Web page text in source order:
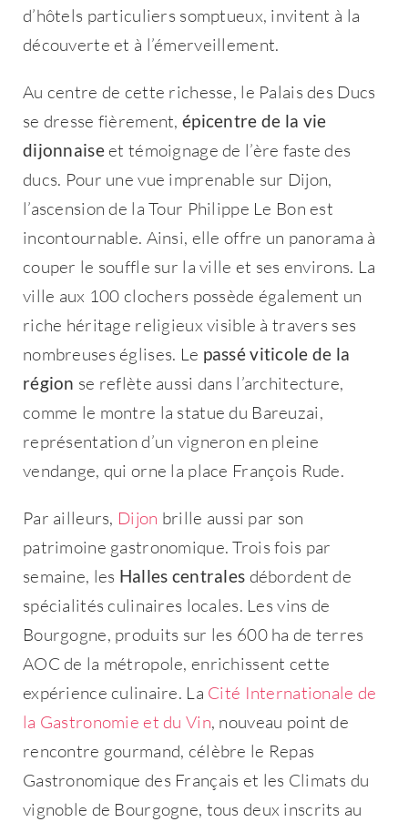
d’hôtels particuliers somptueux, invitent à la
découverte et à l’émerveillement.
Au centre de cette richesse, le Palais des Ducs
se dresse fièrement, épicentre de la vie
dijonnaiseet témoignage de l’ère faste des
ducs. Pour une vue imprenable sur Dijon,
l’ascension de la Tour Philippe Le Bon est
incontournable. Ainsi, elle offre un panorama à
couper le souffle sur la ville et ses environs. La
ville aux 100 clochers possède également un
riche héritage religieux visible à travers ses
nombreuses églises. Le passé viticole de la
région se reflète aussi dans l’architecture,
comme le montre la statue du Bareuzai,
représentation d’un vigneron en pleine
vendange, qui orne la place François Rude.
Par ailleurs, Dijon brille aussi par son
patrimoine gastronomique. Trois fois par
semaine, les Halles centrales débordent de
spécialités culinaires locales. Les vins de
Bourgogne, produits sur les 600 ha de terres
AOC de la métropole, enrichissent cette
expérience culinaire. La Cité Internationale de
la Gastronomie et du Vin, nouveau point de
rencontre gourmand, célèbre le Repas
Gastronomique des Français et les Climats du
vignoble de Bourgogne, tous deux inscrits au